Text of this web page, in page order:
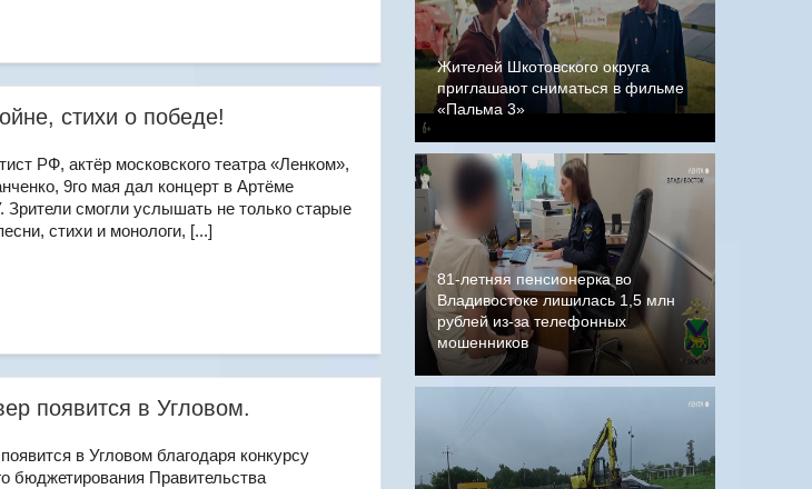
стихи о победе!
РФ, актёр московского театра «Ленком»,
9го мая дал концерт в Артёме
Зрители смогли услышать не только старые
стихи и монологи, [...]
появится в Угловом.
в Угловом благодаря конкурсу
бюджетирования Правительства
Жителей Шкотовского округа
приглашают сниматься в фильме
«Пальма 3»
81-летняя пенсионерка во
Владивостоке лишилась 1,5 млн
рублей из-за телефонных
мошенников